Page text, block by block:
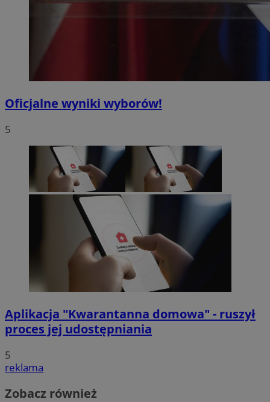
Oficjalne wyniki wyborów!
5
Aplikacja "Kwarantanna domowa" - ruszył
proces jej udostępniania
5
reklama
Zobacz również